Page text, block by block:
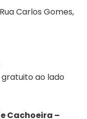
Carlos Gomes,
ao lado
Cachoeira –